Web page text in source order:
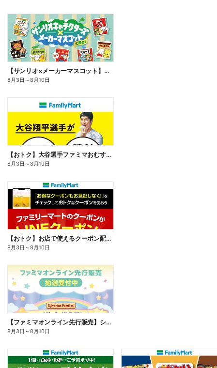
【サンリオ×メーカーマスコット】オリジナルグッズ貰える!
8月3日 ～8月10日
【おトク】大谷選手ファミマおむすび割
8月3日 ～8月10日
【おトク】お店で使えるクーポン配信中
8月3日 ～8月10日
【ファミマオンライン先行販売】シルバニアファミリー
8月3日 ～8月10日